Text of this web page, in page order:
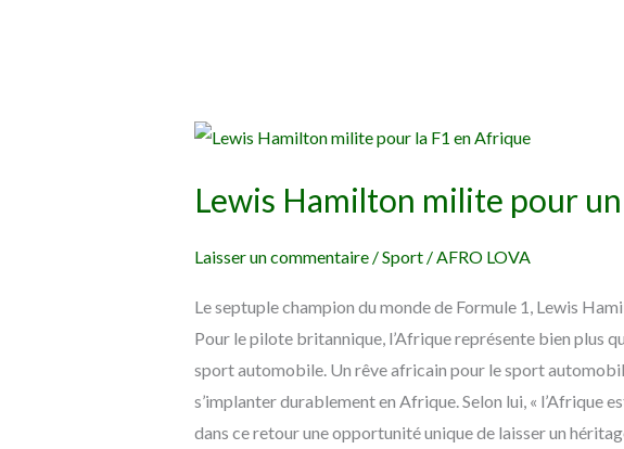
Lewis Hamilton milite pour
Laisser un commentaire /Sport/AFRO LOVA
Le septuple champion du monde de Formule 1, Lewis
Pour le pilote britannique, l’Afrique représente bien plus
sport automobile. Un rêve africain pour le sport
s’implanter durablement en Afrique. Selon lui, «
dans ce retour une opportunité unique de laisser un
Lewis
milite
un